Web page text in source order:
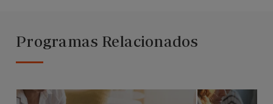
Programas Relacionados